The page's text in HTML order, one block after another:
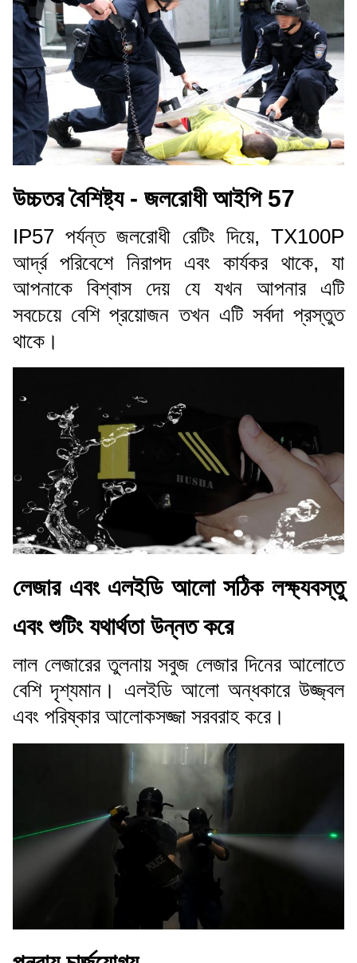
উচ্চতর বৈশিষ্ট্য - জলরোধী আইপি 57
IP57 পর্যন্ত জলরোধী রেটিং দিয়ে, TX100P
আর্দ্র পরিবেশে নিরাপদ এবং কার্যকর থাকে, যা
আপনাকে বিশ্বাস দেয় যে যখন আপনার এটি
সবচেয়ে বেশি প্রয়োজন তখন এটি সর্বদা প্রস্তুত
থাকে।
লেজার এবং এলইডি আলো সঠিক লক্ষ্যবস্তু
এবং শুটিং যথার্থতা উন্নত করে
লাল লেজারের তুলনায় সবুজ লেজার দিনের আলোতে
বেশি দৃশ্যমান। এলইডি আলো অন্ধকারে উজ্জ্বল
এবং পরিষ্কার আলোকসজ্জা সরবরাহ করে।